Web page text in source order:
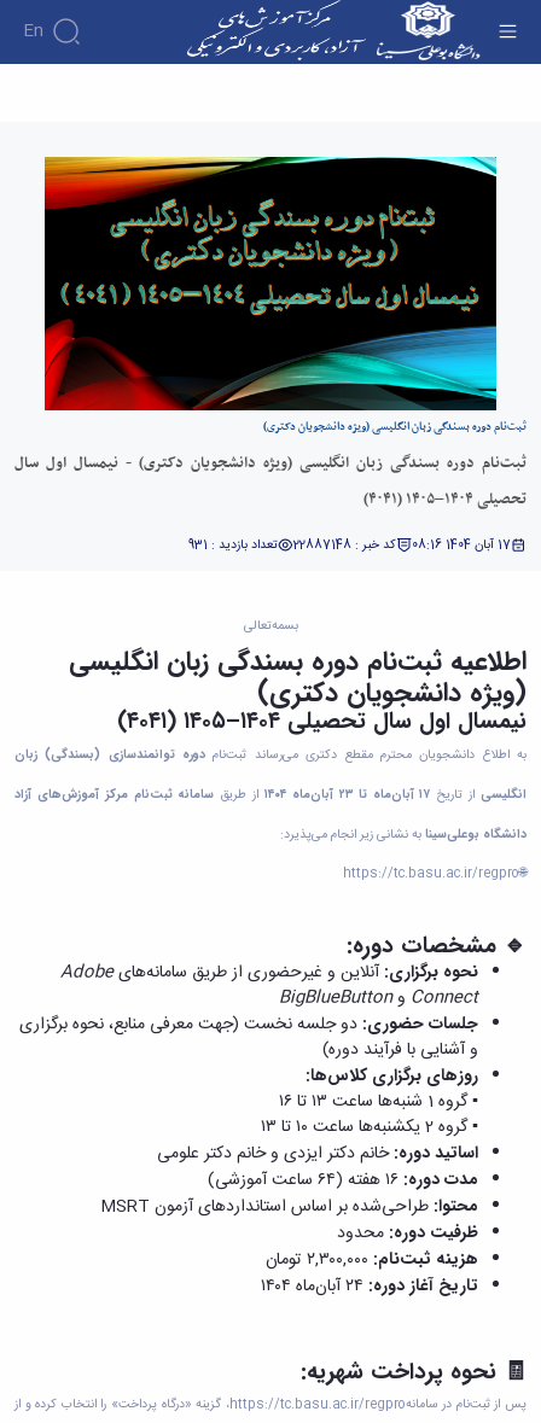
En
دانشجویان دکتری) - نیمسال اول سال تحصیلی
۱۴۰۴–۱۴۰۵ (۴۰۴۱) - آموزش‌های آزاد و الکترونیکی
دانشگاه بوعلی سینا
ثبت‌نام دوره بسندگی زبان انگلیسی (ویژه دانشجویان دکتری)
ثبت‌نام دوره بسندگی زبان انگلیسی (ویژه دانشجویان دکتری) - نیمسال اول سال
تحصیلی ۱۴۰۴–۱۴۰۵ (۴۰۴۱)
17 آبان 1404 08:16 کد خبر : 22887148 تعداد بازدید : 931
بسمه‌تعالی
اطلاعیه ثبت‌نام دوره بسندگی زبان انگلیسی
(ویژه دانشجویان دکتری)
نیمسال اول سال تحصیلی ۱۴۰۴–۱۴۰۵ (۴۰۴۱)
به اطلاع دانشجویان محترم مقطع دکتری می‌رساند ثبت‌نام دوره توانمندسازی (بسندگی) زبان
انگلیسی از تاریخ ۱۷ آبان‌ماه تا ۲۳ آبان‌ماه ۱۴۰۴ از طریق سامانه ثبت‌نام مرکز آموزش‌های آزاد
دانشگاه بوعلی‌سینابه نشانی زیر انجام می‌پذیرد:
🌐
https://tc.basu.ac.ir/regpro
🔹 مشخصات دوره:
نحوه برگزاری:آنلاین و غیرحضوری از طریق سامانه‌هایAdobe
Connect وBigBlueButton
جلسات حضوری: دو جلسه نخست (جهت معرفی منابع، نحوه برگزاری
و آشنایی با فرآیند دوره)
روزهای برگزاری کلاس‌ها:
▪️ گروه 1 شنبه‌ها ساعت ۱۳ تا ۱۶
▪️ گروه 2 یکشنبه‌ها ساعت ۱۰ تا ۱۳
اساتید دوره:خانم دکتر ایزدی و خانم دکتر علومی
مدت دوره:
محتوا: طراحی‌شده بر اساس استانداردهای آزمون MSRT
ظرفیت دوره: محدود
هزینه ثبت‌نام:
تاریخ آغاز دوره:
🧾 نحوه پرداخت شهریه:
پس از ثبت‌نام در سامانهhttps://tc.basu.ac.ir/regpro، گزینه «درگاه پرداخت» را انتخاب کرده و از